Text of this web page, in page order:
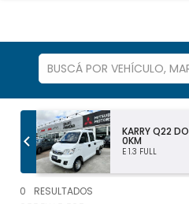
TODOS LOS
KARRY Q22
0KM
E 1.3 FULL
0
RESULTADOS